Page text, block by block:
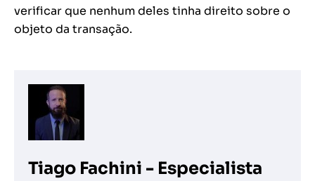
verificar que nenhum deles tinha direito sobre o
objeto da transação.
Tiago Fachini - Especialista